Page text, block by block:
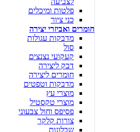
פלטות ומיכלים
כני ציור
חומרים ואביזרי יצירה
מדבקות עגולות
סול
קעקועי נצנצים
דבק ליצירה
חומרים ליצירה
מדבקות וטפטים
מוצרי עץ
מוצרי טקסטיל
פסיפס וחול צבעוני
צורות קלקר
שבלונות